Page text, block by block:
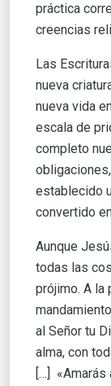
práctica
creencias
Las
nueva
nueva vida
escala de
completo
establecido
convertido
Aunque
todas las
prójimo. A la
al Señor tu
alma, con
[…] «Amarás